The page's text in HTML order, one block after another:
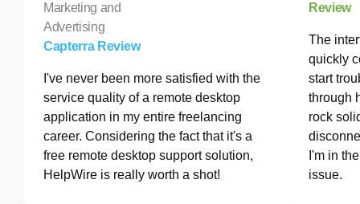
Marketing and
Advertising
Capterra Review
I've never been more satisfied with the
service quality of a remote desktop
application in my entire freelancing
career. Considering the fact that it's a
free remote desktop support solution,
HelpWire is really worth a shot!
Review
The
quickly
start
through
rock
I'm in
issue.